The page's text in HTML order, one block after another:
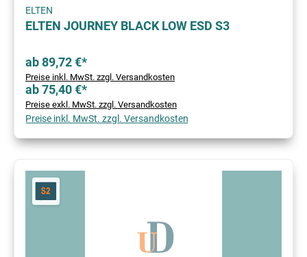
ELTEN
ELTEN JOURNEY BLACK LOW ESD S3
ab 89,72 €*
Preise inkl. MwSt. zzgl. Versandkosten
ab 75,40 €*
Preise exkl. MwSt. zzgl. Versandkosten
Preise inkl. MwSt. zzgl. Versandkosten